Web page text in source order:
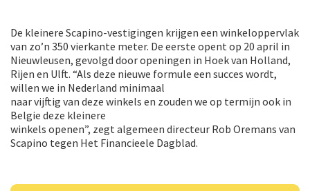
De kleinere Scapino-vestigingen krijgen een winkeloppervlak
van zo’n 350 vierkante meter. De eerste opent op 20 april in
Nieuwleusen, gevolgd door openingen in Hoek van Holland,
Rijen en Ulft. “Als deze nieuwe formule een succes wordt,
willen we in Nederland minimaal
naar vijftig van deze winkels en zouden we op termijn ook in
Belgie deze kleinere
winkels openen”, zegt algemeen directeur Rob Oremans van
Scapino tegen Het Financieele Dagblad.